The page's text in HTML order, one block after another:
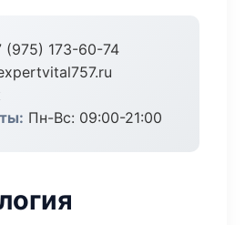
(975) 173-60-74
Пн-Вс: 09:00-21:00